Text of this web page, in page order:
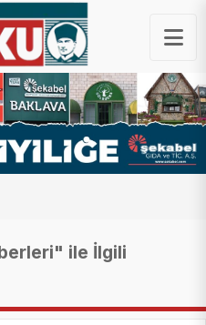
ile İlgili